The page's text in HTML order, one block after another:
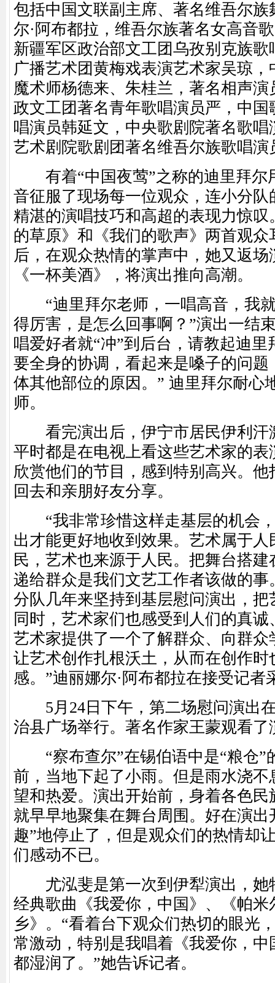
包括中国文联副主席、著名维吾尔族
尔·阿布都拉，维吾尔族著名女高音
新疆军区政治部文工团乌孜别克族
广播艺术团黄梅戏表演艺术家吴琼
魔术师杨德来、朱桂兰，著名相声
政文工团著名青年歌唱演员严，中国
唱演员韩延文，中央歌剧院著名歌
艺术剧院歌剧团著名维吾尔族歌唱演
有着“中国夜莺”之称的迪里拜尔
音征服了现场每一位观众，连小分队
精湛的演唱技巧和高超的表现力惊叹
的草原》和《我们的歌声》两首观众
后，在观众热情的掌声中，她又返
《一杯美酒》，将演出推向高潮。
“迪里拜尔老师，一唱高音，我
得厉害，是怎么回事啊？”演出一结
唱爱好者就“冲”到后台，请教起迪里
要全身的协调，看起来是嗓子的问题
体其他部位的原因。” 迪里拜尔耐心
师。
看完演出后，伊宁市居民伊利汗
平时都是在电视上看这些艺术家的表
欣赏他们的节目，感到特别高兴。
回去和亲朋好友分享。
“我非常珍惜这样走基层的机会
出才能更好地收到效果。艺术属于人
民，艺术也来源于人民。把舞台搭
递给群众是我们文艺工作者该做的事
分队几年来坚持到基层慰问演出，把
同时，艺术家们也感受到人们的真
艺术家提供了一个了解群众、向群众
让艺术创作扎根沃土，从而在创作时
感。”迪丽娜尔·阿布都拉在接受记者
5月24日下午，第二场慰问演出
治县广场举行。著名作家王蒙观看了
“察布查尔”在锡伯语中是“粮仓”
前，当地下起了小雨。但是雨水浇不
望和热爱。演出开始前，身着各色民
就早早地聚集在舞台周围。好在演出
趣”地停止了，但是观众们的热情却
们感动不已。
尤泓斐是第一次到伊犁演出，她
经典歌曲《我爱你，中国》、《帕米
乡》。“看着台下观众们热切的眼光
常激动，特别是我唱着《我爱你，中
都湿润了。”她告诉记者。